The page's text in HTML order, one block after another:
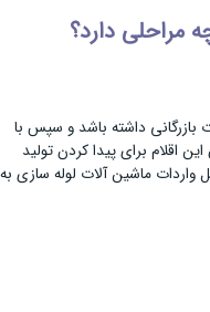
مراحلی دارد؟
بازرگانی داشته باشد و سپس با
اقلام برای پیدا کردن تولید
واردات ماشین آلات لوله سازی به